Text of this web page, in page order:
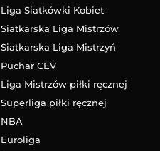
Liga Siatkówki Kobiet
Siatkarska Liga Mistrzów
Siatkarska Liga Mistrzyń
Puchar CEV
Liga Mistrzów piłki ręcznej
Superliga piłki ręcznej
NBA
Euroliga